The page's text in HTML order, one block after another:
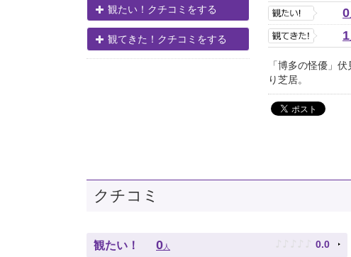
観たい！クチコミをする
観てきた！クチコミをする
0
1
「博多の怪優」
り芝居。
クチコミ
観たい！ 0 人 ♪ ♪ ♪ ♪ ♪ 0.0